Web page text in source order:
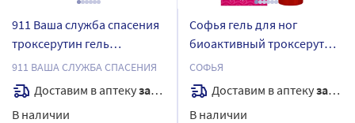
911 Ваша служба спасения
троксерутин гель
косметический для ног
тонизирующий
охлаждающий 50 мл
911 ВАША СЛУЖБА СПАСЕНИЯ
Доставим в аптекузавтра
В наличии
Софья гель для ног
биоактивный троксерутин
форте экстракт пиявки 75
мл
СОФЬЯ
Доставим в аптекузавтра
В наличии